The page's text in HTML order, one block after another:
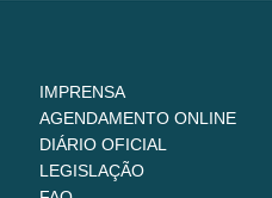
IMPRENSA
AGENDAMENTO ONLINE
DIÁRIO OFICIAL
LEGISLAÇÃO